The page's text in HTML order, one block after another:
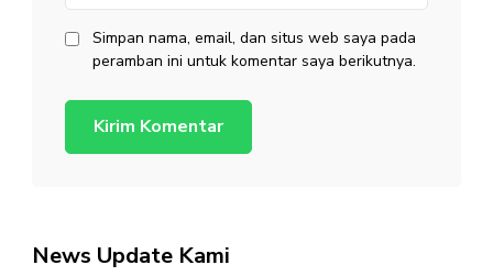
Simpan nama, email, dan situs web saya pada
peramban ini untuk komentar saya berikutnya.
News Update Kami